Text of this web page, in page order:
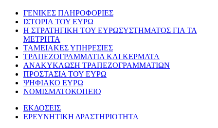
ΓΕΝΙΚΕΣ ΠΛΗΡΟΦΟΡΙΕΣ
ΙΣΤΟΡΙΑ ΤΟΥ ΕΥΡΩ
Η ΣΤΡΑΤΗΓΙΚΗ ΤΟΥ ΕΥΡΩΣΥΣΤΗΜΑΤΟΣ ΓΙΑ ΤΑ
ΜΕΤΡΗΤΑ
ΤΑΜΕΙΑΚΕΣ ΥΠΗΡΕΣΙΕΣ
ΤΡΑΠΕΖΟΓΡΑΜΜΑΤΙΑ ΚΑΙ ΚΕΡΜΑΤΑ
ΑΝΑΚΥΚΛΩΣΗ ΤΡΑΠΕΖΟΓΡΑΜΜΑΤΙΩΝ
ΠΡΟΣΤΑΣΙΑ ΤΟΥ ΕΥΡΩ
ΨΗΦΙΑΚΟ ΕΥΡΩ
ΝΟΜΙΣΜΑΤΟΚΟΠΕΙΟ
ΕΚΔΟΣΕΙΣ
ΕΡΕΥΝΗΤΙΚΗ ΔΡΑΣΤΗΡΙΟΤΗΤΑ